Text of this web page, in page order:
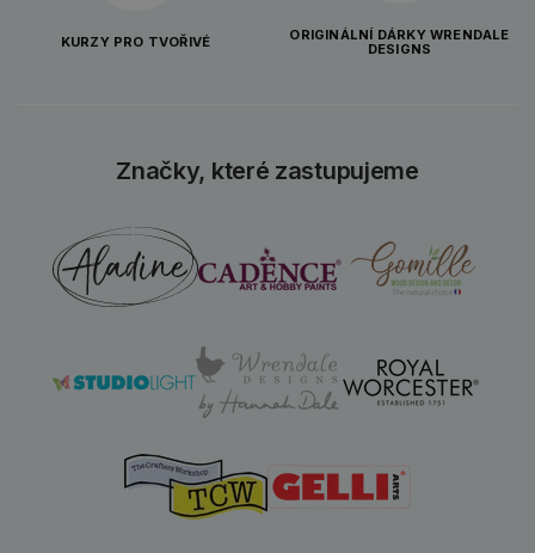
KURZY PRO TVOŘIVÉ
ORIGINÁLNÍ DÁRKY WRENDALE
DESIGNS
Značky, které zastupujeme